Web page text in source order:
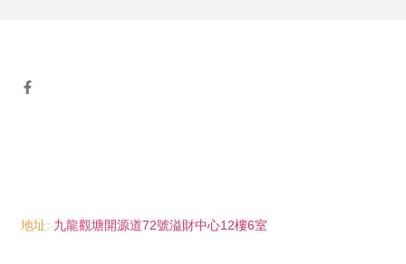
地址: 九龍觀塘開源道72號溢財中心12樓6室